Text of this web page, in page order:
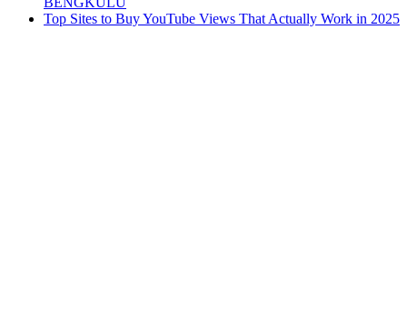
Top Sites to Buy YouTube Views That Actually Work in 2025